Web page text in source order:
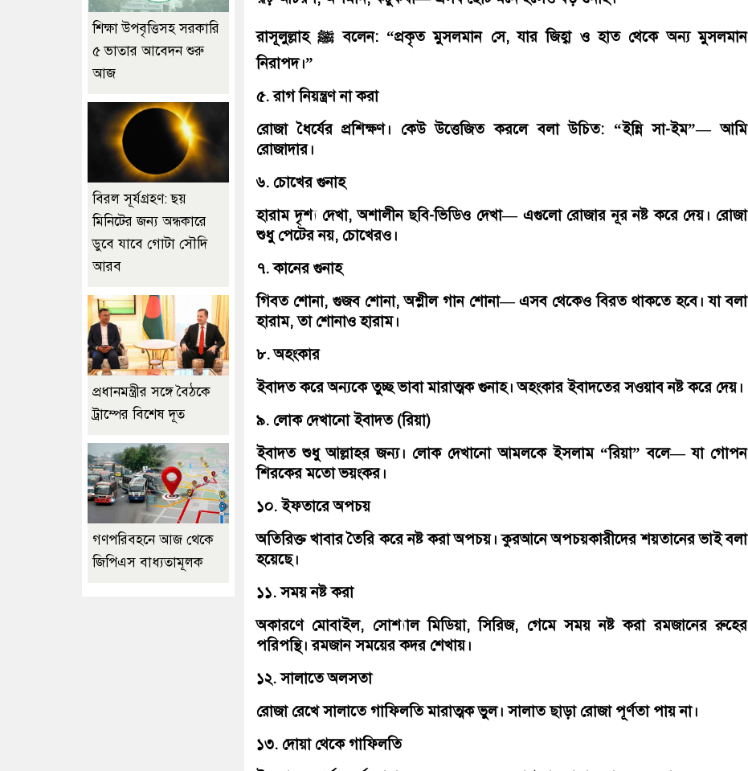
রাসূলুল্লাহ ﷺ বলেন: “প্রকৃত মুসলমান সে, যার জিহ্বা ও হাত থেকে অন্য মুসলমান
নিরাপদ।”
৫. রাগ নিয়ন্ত্রণ না করা
রোজা ধৈর্যের প্রশিক্ষণ। কেউ উত্তেজিত করলে বলা উচিত: “ইন্নি সা-ইম”— আমি
রোজাদার।
৬. চোখের গুনাহ
হারাম দৃশ্য দেখা, অশালীন ছবি-ভিডিও দেখা— এগুলো রোজার নূর নষ্ট করে দেয়। রোজা
শুধু পেটের নয়, চোখেরও।
৭. কানের গুনাহ
গিবত শোনা, গুজব শোনা, অশ্লীল গান শোনা— এসব থেকেও বিরত থাকতে হবে। যা বলা
হারাম, তা শোনাও হারাম।
৮. অহংকার
ইবাদত করে অন্যকে তুচ্ছ ভাবা মারাত্মক গুনাহ। অহংকার ইবাদতের সওয়াব নষ্ট করে দেয়।
৯. লোক দেখানো ইবাদত (রিয়া)
ইবাদত শুধু আল্লাহর জন্য। লোক দেখানো আমলকে ইসলাম “রিয়া” বলে— যা গোপন
শিরকের মতো ভয়ংকর।
১০. ইফতারে অপচয়
অতিরিক্ত খাবার তৈরি করে নষ্ট করা অপচয়। কুরআনে অপচয়কারীদের শয়তানের ভাই বলা
হয়েছে।
১১. সময় নষ্ট করা
অকারণে মোবাইল, সোশ্যাল মিডিয়া, সিরিজ, গেমে সময় নষ্ট করা রমজানের রুহের
পরিপন্থি। রমজান সময়ের কদর শেখায়।
১২. সালাতে অলসতা
রোজা রেখে সালাতে গাফিলতি মারাত্মক ভুল। সালাত ছাড়া রোজা পূর্ণতা পায় না।
১৩. দোয়া থেকে গাফিলতি
শিক্ষা উপবৃত্তিসহ সরকারি
৫ ভাতার আবেদন শুরু
আজ
বিরল সূর্যগ্রহণ: ছয়
মিনিটের জন্য অন্ধকারে
ডুবে যাবে গোটা সৌদি
আরব
প্রধানমন্ত্রীর সঙ্গে বৈঠকে
ট্রাম্পের বিশেষ দূত
গণপরিবহনে আজ থেকে
জিপিএস বাধ্যতামূলক